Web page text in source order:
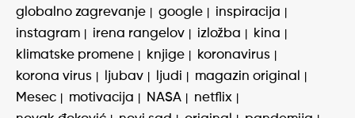
globalno zagrevanje
google
inspiracija
instagram
irena rangelov izložba
kina
klimatske promene
knjige
koronavirus
korona virus
ljubav ljudi
magazin original
Mesec
motivacija NASA
netflix